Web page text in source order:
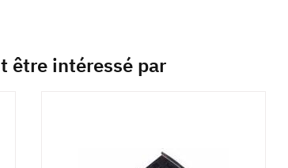
être intéressé par